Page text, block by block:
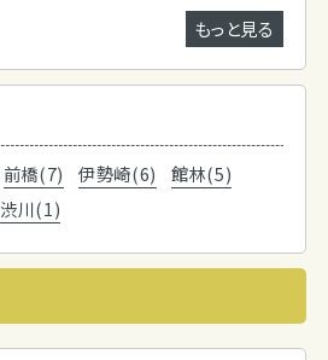
もっと見る
前橋(7) 伊勢崎(6)
館林(5)
渋川(1)